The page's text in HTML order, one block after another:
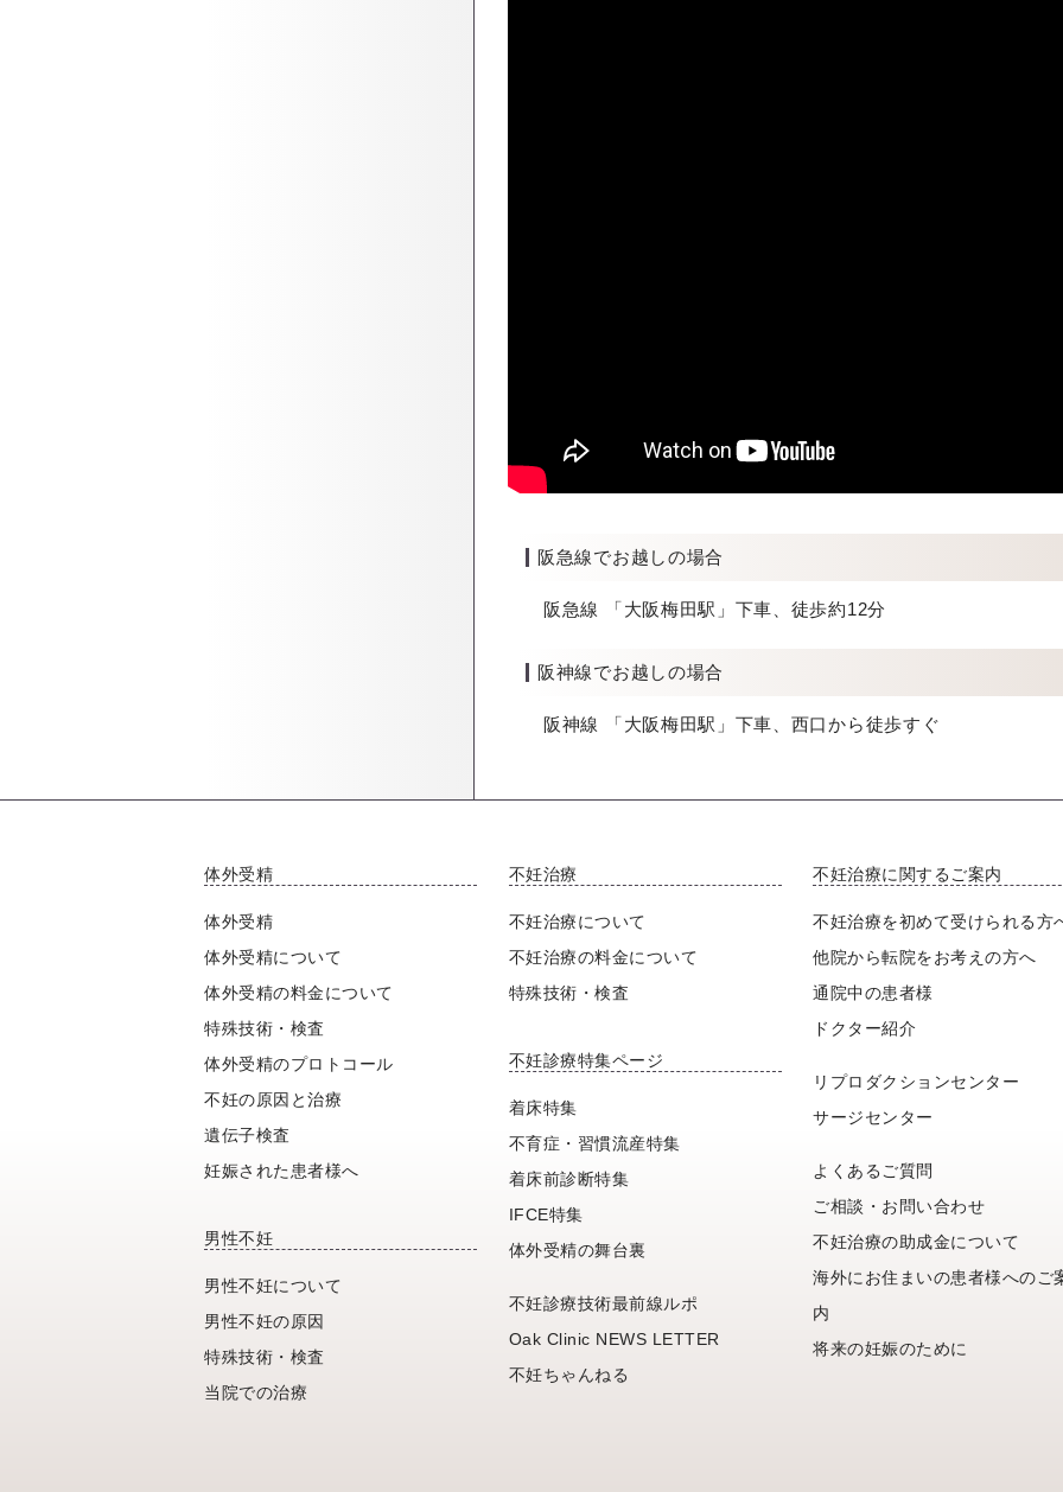
阪急線でお越しの場合
阪急線 「大阪梅田駅」下車、徒歩約12分
阪神線でお越しの場合
阪神線 「大阪梅田駅」下車、西口から徒歩すぐ
体外受精
体外受精
体外受精について
体外受精の料金について
特殊技術・検査
体外受精のプロトコール
不妊の原因と治療
遺伝子検査
妊娠された患者様へ
男性不妊
男性不妊について
男性不妊の原因
特殊技術・検査
当院での治療
不妊治療
不妊治療について
不妊治療の料金について
特殊技術・検査
不妊診療特集ページ
着床特集
不育症・習慣流産特集
着床前診断特集
IFCE特集
体外受精の舞台裏
不妊診療技術最前線ルポ
Oak Clinic NEWS LETTER
不妊ちゃんねる
不妊治療に関するご案内
不妊治療を初めて受けられる方
他院から転院をお考えの方へ
通院中の患者様
ドクター紹介
リプロダクションセンター
サージセンター
よくあるご質問
ご相談・お問い合わせ
不妊治療の助成金について
海外にお住まいの患者様へのご
内
将来の妊娠のために